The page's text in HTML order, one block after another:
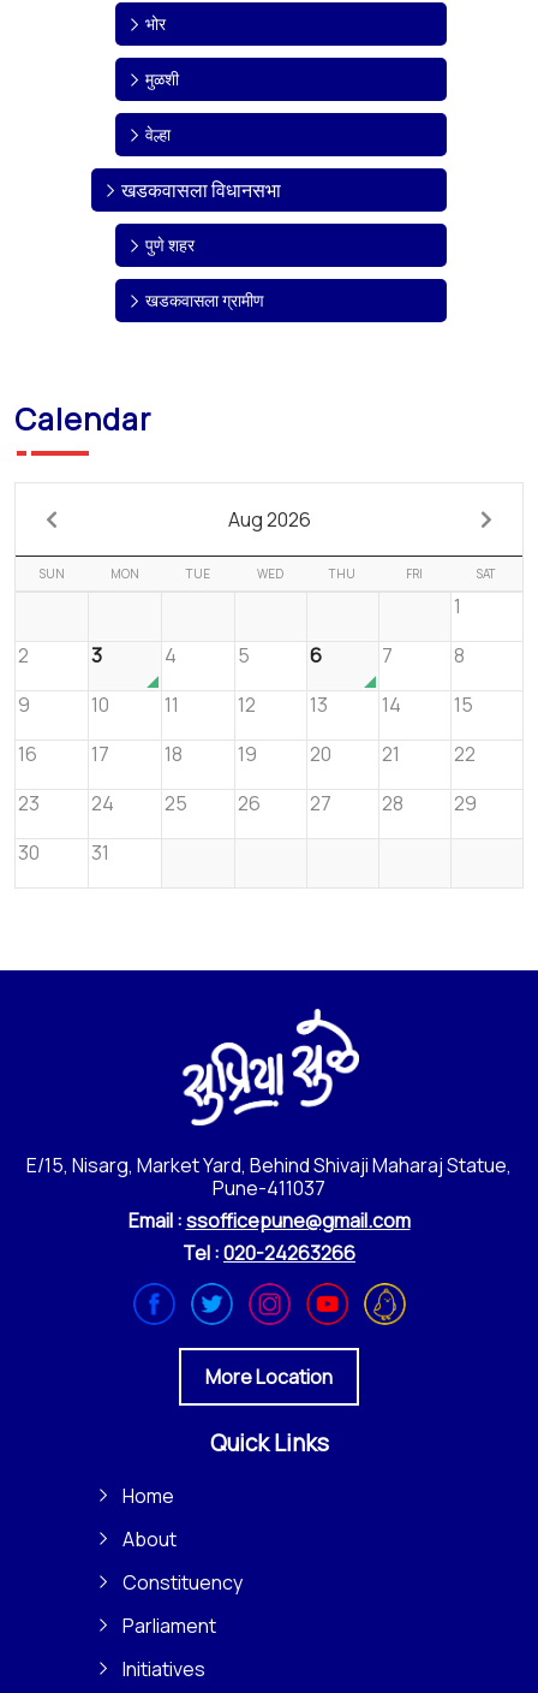
भोर
मुळशी
वेल्हा
खडकवासला विधानसभा
पुणे शहर
खडकवासला ग्रामीण
Calendar
Aug 2026
SUN MON TUE WED THU FRI SAT
1
2
3 4 5 6 7
8
9
10 11 12 13 14
15
16
17 18 19 20 21
22
23
24 25 26 27 28
29
30
31
E/15, Nisarg, Market Yard, Behind Shivaji Maharaj Statue,
Pune-411037
Email :ssofficepune@gmail.com
Tel :020-24263266
More Location
Quick Links
Home
About
Constituency
Parliament
Initiatives